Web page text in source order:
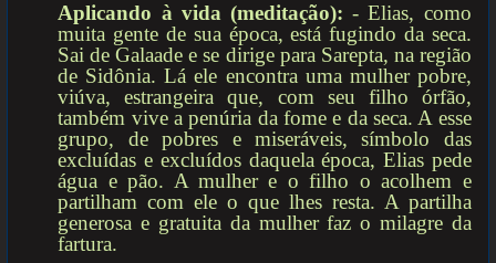
Aplicando à vida (meditação): - Elias, como
muita gente de sua época, está fugindo da seca.
Sai de Galaade e se dirige para Sarepta, na região
de Sidônia. Lá ele encontra uma mulher pobre,
viúva, estrangeira que, com seu filho órfão,
também vive a penúria da fome e da seca. A esse
grupo, de pobres e miseráveis, símbolo das
excluídas e excluídos daquela época, Elias pede
água e pão. A mulher e o filho o acolhem e
partilham com ele o que lhes resta. A partilha
generosa e gratuita da mulher faz o milagre da
fartura.